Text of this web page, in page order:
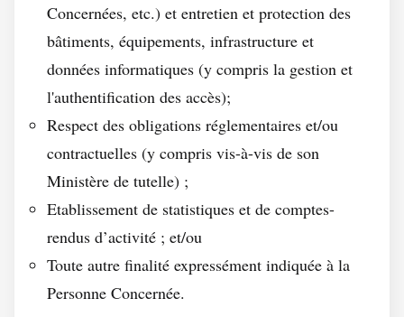
Concernées, etc.) et entretien et protection des
bâtiments, équipements, infrastructure et
données informatiques (y compris la gestion et
l'authentification des accès);
Respect des obligations réglementaires et/ou
contractuelles (y compris vis-à-vis de son
Ministère de tutelle) ;
Etablissement de statistiques et de comptes-
rendus d’activité ; et/ou
Toute autre finalité expressément indiquée à la
Personne Concernée.